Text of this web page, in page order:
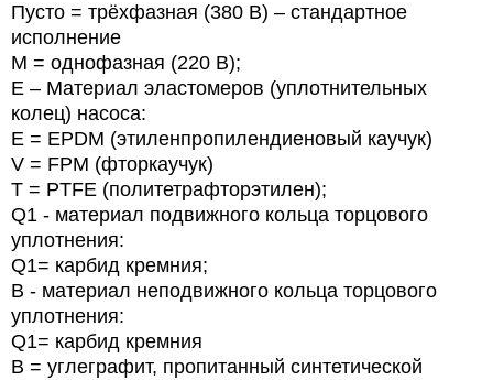
Пусто = трёхфазная (380 В) – стандартное
исполнение
М = однофазная (220 В);
E – Материал эластомеров (уплотнительных
колец) насоса:
E = EPDM (этиленпропилендиеновый каучук)
V = FPM (фторкаучук)
T = PTFE (политетрафторэтилен);
Q1 - материал подвижного кольца торцового
уплотнения:
Q1= карбид кремния;
B - материал неподвижного кольца торцового
уплотнения:
Q1= карбид кремния
B = углеграфит, пропитанный синтетической